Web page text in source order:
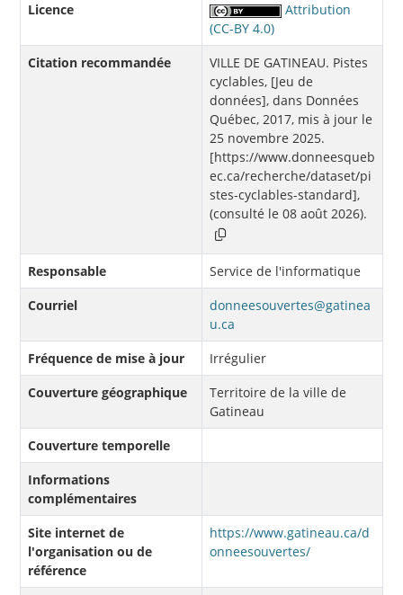
Licence
Attribution
(CC-BY 4.0)
Citation recommandée
VILLE DE GATINEAU. Pistes
cyclables, [Jeu de
données], dans Données
Québec, 2017, mis à jour le
25 novembre 2025.
[https://www.donneesqueb
ec.ca/recherche/dataset/pi
stes-cyclables-standard],
(consulté le 08 août 2026).
Responsable
Service de l'informatique
Courriel
donneesouvertes@gatinea
u.ca
Fréquence de mise à jour
Irrégulier
Couverture géographique
Territoire de la ville de
Gatineau
Couverture temporelle
Informations
complémentaires
Site internet de
l'organisation ou de
référence
https://www.gatineau.ca/d
onneesouvertes/